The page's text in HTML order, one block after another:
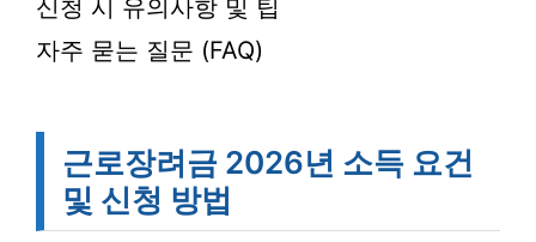
신청 시 유의사항 및 팁
자주 묻는 질문 (FAQ)
근로장려금 2026년 소득 요건
및 신청 방법